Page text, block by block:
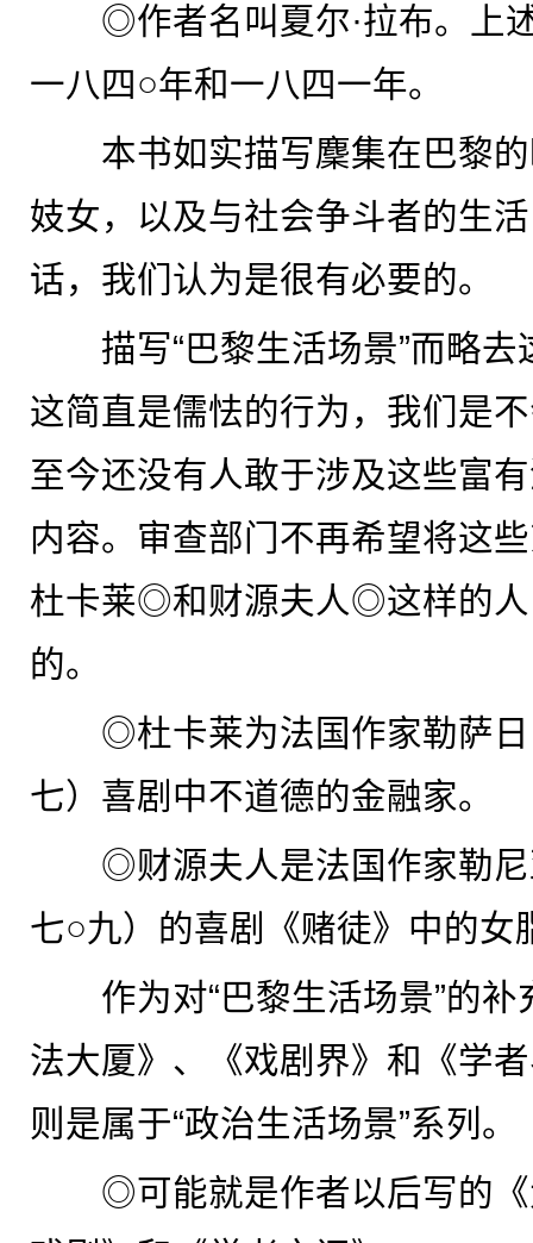
◎作者名叫夏尔·拉布。上述
一八四○年和一八四一年。
本书如实描写麇集在巴黎的
妓女，以及与社会争斗者的生
话，我们认为是很有必要的。
描写“巴黎生活场景”而略去
这简直是儒怯的行为，我们是
至今还没有人敢于涉及这些富
内容。审查部门不再希望将这
杜卡莱◎和财源夫人◎这样的人
的。
◎杜卡莱为法国作家勒萨日
七）喜剧中不道德的金融家。
◎财源夫人是法国作家勒尼
七○九）的喜剧《赌徒》中的女
作为对“巴黎生活场景”的补
法大厦》、《戏剧界》和《学
则是属于“政治生活场景”系列。
◎可能就是作者以后写的《